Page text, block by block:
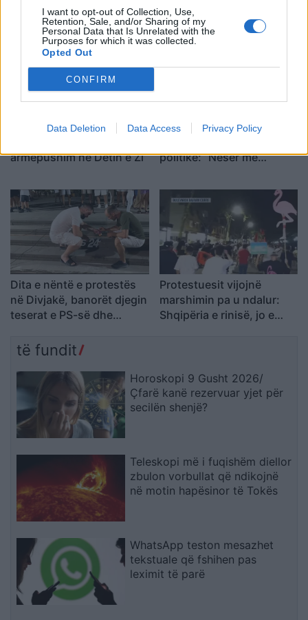
I want to opt-out of Collection, Use,
Retention, Sale, and/or Sharing of my
Personal Data that Is Unrelated with the
Purposes for which it was collected.
Opted Out
CONFIRM
Data Deletion Data Access Privacy Policy
raportohen shpërthime
armatimesh
Ankaraja u kërkon
armëpushim në Detin e Zi
Përfundon pas 4 orësh
politike: “Nesër më
Dita e nëntë e protestës
në Divjakë, banorët djegin
teserat e PS-së dhe
me Lushnjën
Protestuesit vijojnë
marshimin pa u ndalur:
Shqipëria e rinisë, jo e
të fundit
Horoskopi 9 Gusht 2026/
Çfarë kanë rezervuar yjet për
secilën shenjë?
Teleskopi më i fuqishëm diellor
zbulon vorbullat që ndikojnë
në motin hapësinor të Tokës
WhatsApp teston mesazhet
tekstuale që fshihen pas
leximit të parë